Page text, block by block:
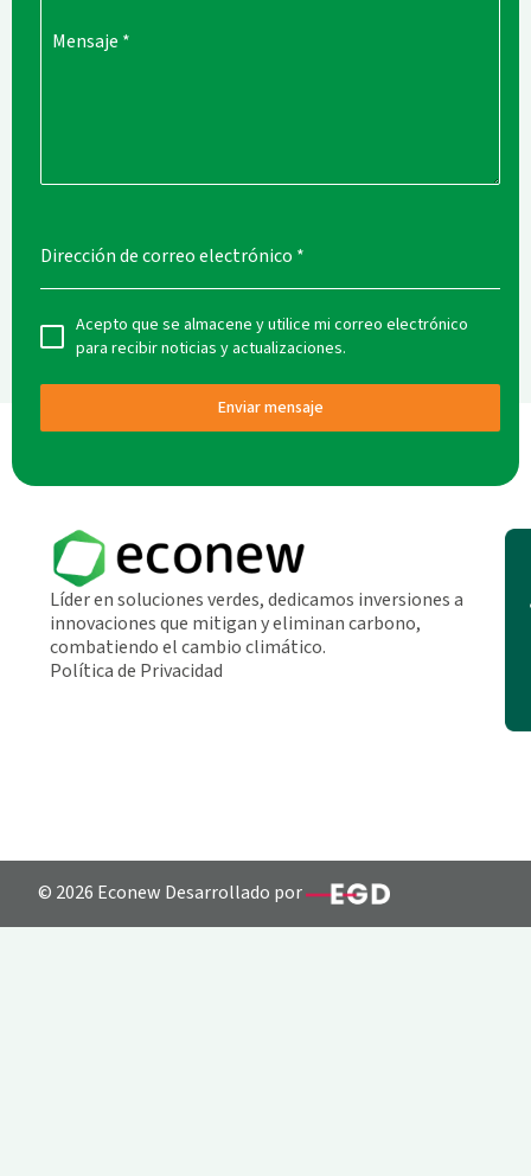
Mensaje *
Dirección de correo electrónico *
Acepto que se almacene y utilice mi correo electrónico
para recibir noticias y actualizaciones.
Enviar mensaje
Líder en soluciones verdes, dedicamos inversiones a
innovaciones que mitigan y eliminan carbono,
combatiendo el cambio climático.
Política de Privacidad
© 2026 Econew Desarrollado por